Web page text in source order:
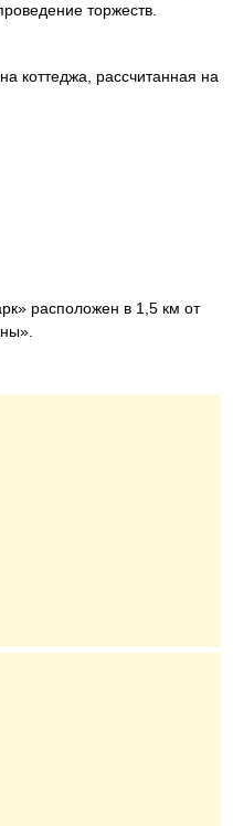
торжеств.
коттеджа, рассчитанная на
расположен в 1,5 км от